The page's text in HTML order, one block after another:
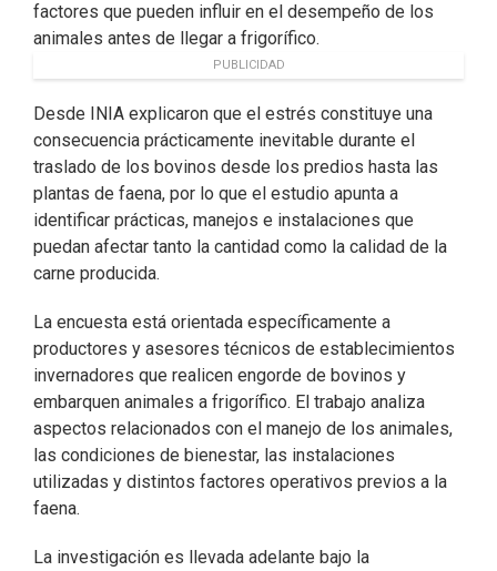
factores que pueden influir en el desempeño de los
animales antes de llegar a frigorífico.
PUBLICIDAD
Desde INIA explicaron que el estrés constituye una
consecuencia prácticamente inevitable durante el
traslado de los bovinos desde los predios hasta las
plantas de faena, por lo que el estudio apunta a
identificar prácticas, manejos e instalaciones que
puedan afectar tanto la cantidad como la calidad de la
carne producida.
La encuesta está orientada específicamente a
productores y asesores técnicos de establecimientos
invernadores que realicen engorde de bovinos y
embarquen animales a frigorífico. El trabajo analiza
aspectos relacionados con el manejo de los animales,
las condiciones de bienestar, las instalaciones
utilizadas y distintos factores operativos previos a la
faena.
La investigación es llevada adelante bajo la